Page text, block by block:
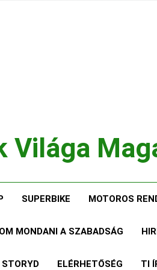
Világa
SUPERBIKE MOTOROS
MONDANI A SZABADSÁG
STORYD ELÉRHETŐSÉG TI